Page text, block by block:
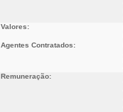
Valores:
Agentes Contratados:
Remuneração: